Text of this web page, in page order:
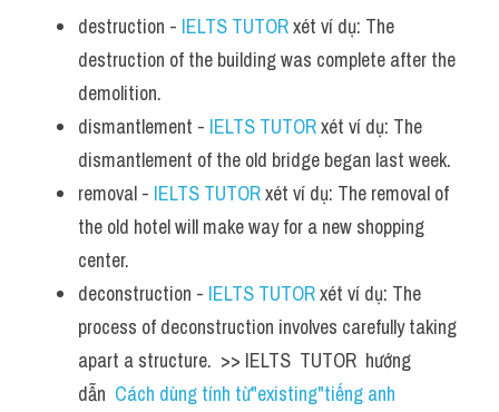
destruction - IELTS TUTOR xét ví dụ: The
destruction of the building was complete after the
demolition.
dismantlement - IELTS TUTOR xét ví dụ: The
dismantlement of the old bridge began last week.
removal - IELTS TUTOR xét ví dụ: The removal of
the old hotel will make way for a new shopping
center.
deconstruction - IELTS TUTOR xét ví dụ: The
process of deconstruction involves carefully taking
apart a structure.  >> IELTS  TUTOR  hướng
dẫn Cách dùng tính từ"existing"tiếng anh